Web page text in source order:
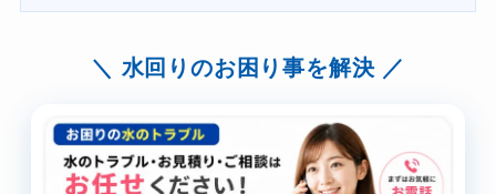
水回りのお困り事を解決